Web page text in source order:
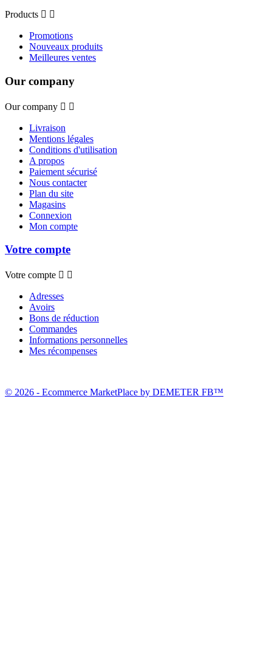
Products  
Promotions
Nouveaux produits
Meilleures ventes
Our company
Our company  
Livraison
Mentions légales
Conditions d'utilisation
A propos
Paiement sécurisé
Nous contacter
Plan du site
Magasins
Connexion
Mon compte
Votre compte
Votre compte  
Adresses
Avoirs
Bons de réduction
Commandes
Informations personnelles
Mes récompenses
© 2026 - Ecommerce MarketPlace by DEMETER FB™